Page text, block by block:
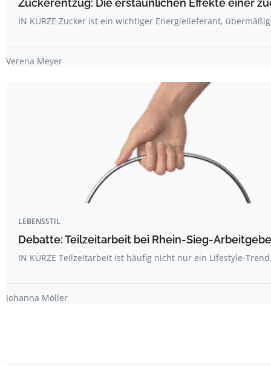
Zuckerentzug: Die erstaunlichen Effekte einer
IN KÜRZE Zucker ist ein wichtiger Energielieferant,
Verena Meyer
LEBENSSTIL
Debatte: Teilzeitarbeit bei Rhein-Sieg-
IN KÜRZE Teilzeitarbeit ist häufig nicht nur ein Lifestyle-
Johanna Möller